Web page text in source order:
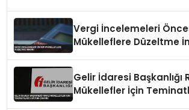
Vergi İncelemeleri
Mükelleflere Düzeltme
Gelir İdaresi Başkanlığı
Mükellefler İçin